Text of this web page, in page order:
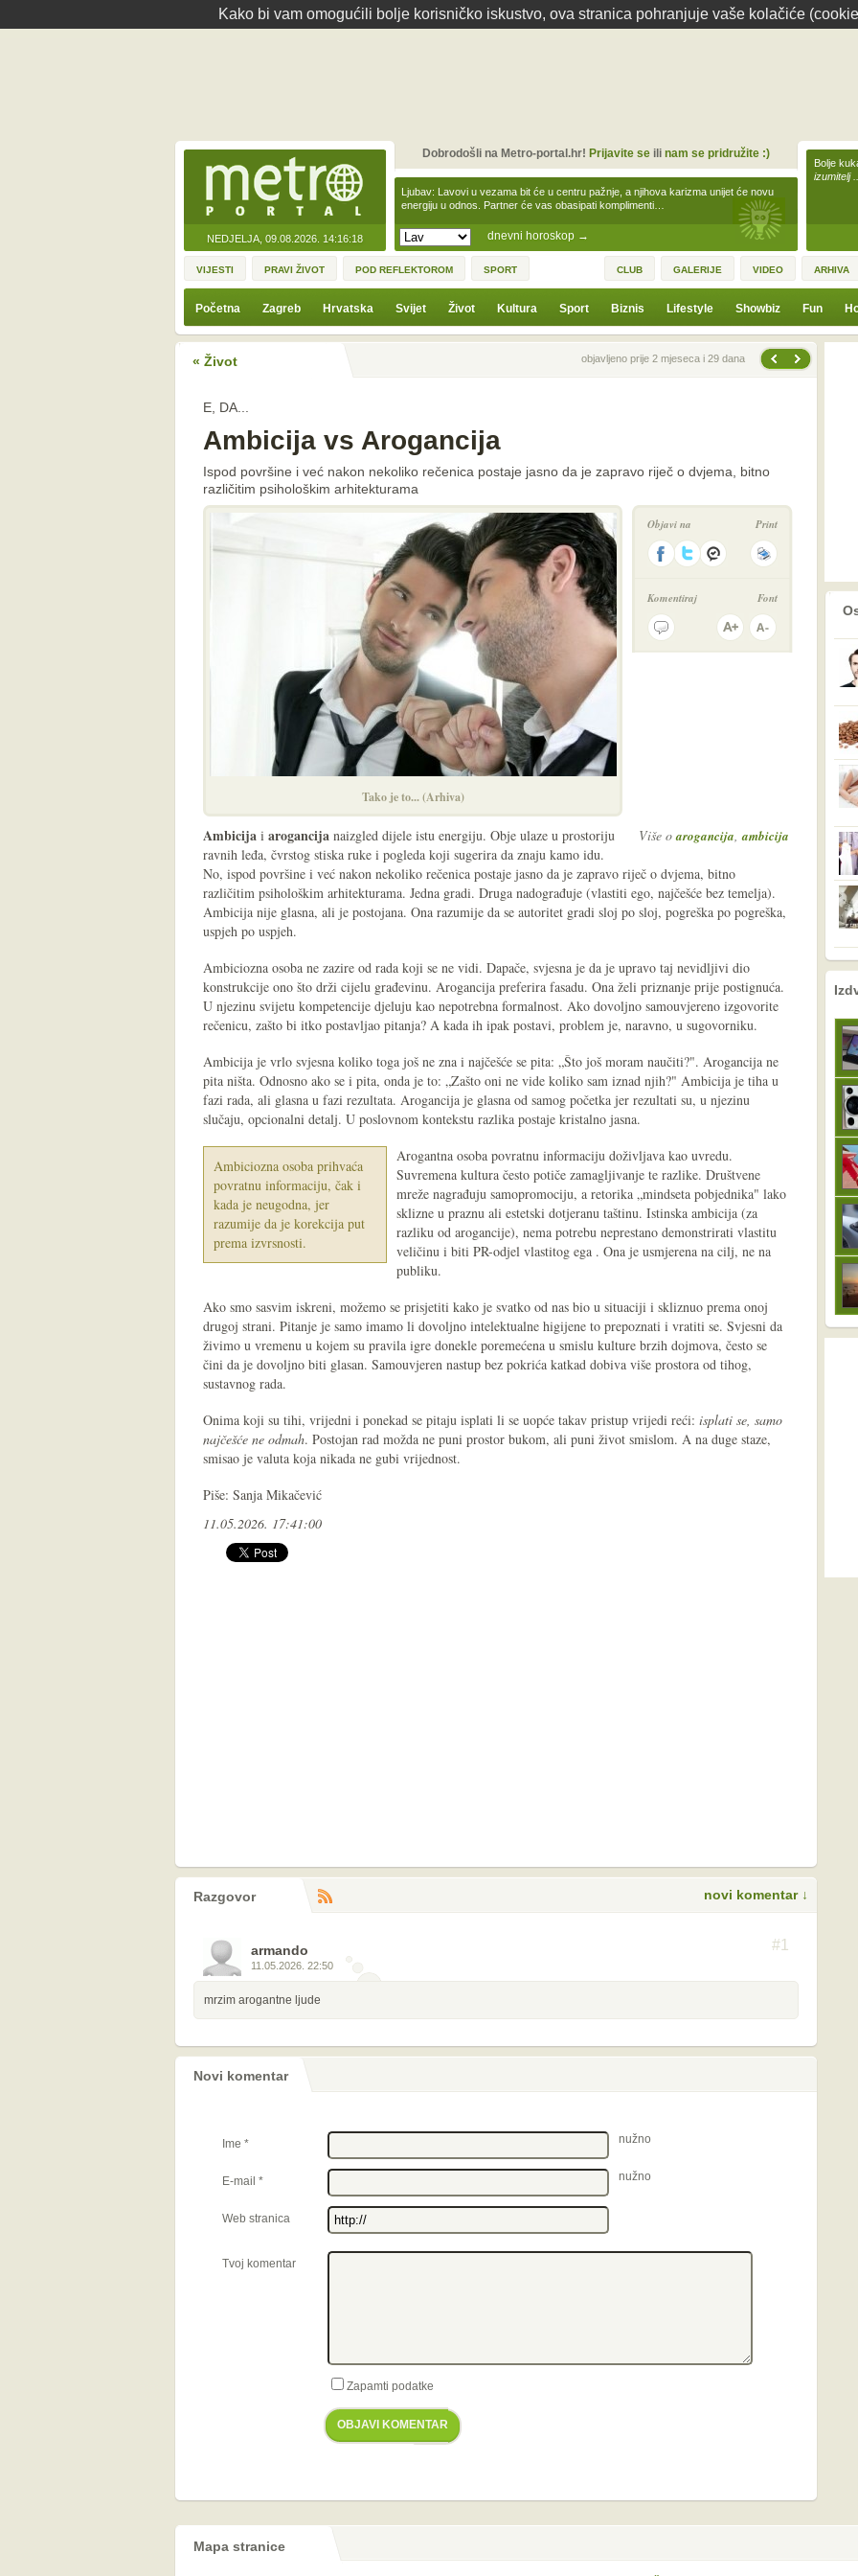
Kako bi vam omogućili bolje korisničko iskustvo, ova stranica pohranjuje vaše kolačiće
NEDJELJA, 09.08.2026. 14:16:18 dnevni horoskop →
Ljubav: Lavovi u vezama bit će u centru pažnje, a njihova karizma unijet će novu
energiju u odnos. Partner će vas obasipati komplimenti…
Dobrodošli na Metro-portal.hr! Prijavite seili nam se pridružite :)
Bolje
izumitelj
VIJESTI PRAVI ŽIVOT POD REFLEKTOROM SPORT CLUB GALERIJE VIDEO ARHIVA
Početna Zagreb Hrvatska Svijet Život Kultura Sport Biznis Lifestyle Showbiz Fun
« Život Prethodna vijestobjavljeno prije 2 mjeseca i 29 dana
E, DA...
Ambicija vs Arogancija
Ispod površine i već nakon nekoliko rečenica postaje jasno da je zapravo riječ o dvjema, bitno
različitim psihološkim arhitekturama
Tako je to... (Arhiva)
Objavi na Print
Komentiraj Font
Više oarogancija,ambicija
Ambicija i arogancija naizgled dijele istu energiju. Obje ulaze u prostoriju
ravnih leđa, čvrstog stiska ruke i pogleda koji sugerira da znaju kamo idu.
No, ispod površine i već nakon nekoliko rečenica postaje jasno da je zapravo riječ o dvjema, bitno
različitim psihološkim arhitekturama. Jedna gradi. Druga nadograđuje (vlastiti ego, najčešće bez temelja).
Ambicija nije glasna, ali je postojana. Ona razumije da se autoritet gradi sloj po sloj, pogreška po pogreška,
uspjeh po uspjeh.
Ambiciozna osoba ne zazire od rada koji se ne vidi. Dapače, svjesna je da je upravo taj nevidljivi dio
konstrukcije ono što drži cijelu građevinu. Arogancija preferira fasadu. Ona želi priznanje prije postignuća.
U njezinu svijetu kompetencije djeluju kao nepotrebna formalnost. Ako dovoljno samouvjereno izgovorite
rečenicu, zašto bi itko postavljao pitanja? A kada ih ipak postavi, problem je, naravno, u sugovorniku.
Ambicija je vrlo svjesna koliko toga još ne zna i najčešće se pita: „Što još moram naučiti?". Arogancija ne
pita ništa. Odnosno ako se i pita, onda je to: „Zašto oni ne vide koliko sam iznad njih?" Ambicija je tiha u
fazi rada, ali glasna u fazi rezultata. Arogancija je glasna od samog početka jer rezultati su, u njezinu
slučaju, opcionalni detalj. U poslovnom kontekstu razlika postaje kristalno jasna.
Ambiciozna osoba prihvaća
povratnu informaciju, čak i
kada je neugodna, jer
razumije da je korekcija put
prema izvrsnosti.
Arogantna osoba povratnu informaciju doživljava kao uvredu.
Suvremena kultura često potiče zamagljivanje te razlike. Društvene
mreže nagrađuju samopromociju, a retorika „mindseta pobjednika" lako
sklizne u praznu ali estetski dotjeranu taštinu. Istinska ambicija (za
razliku od arogancije), nema potrebu neprestano demonstrirati vlastitu
veličinu i biti PR-odjel vlastitog ega . Ona je usmjerena na cilj, ne na
publiku.
Ako smo sasvim iskreni, možemo se prisjetiti kako je svatko od nas bio u situaciji i skliznuo prema onoj
drugoj strani. Pitanje je samo imamo li dovoljno intelektualne higijene to prepoznati i vratiti se. Svjesni da
živimo u vremenu u kojem su pravila igre donekle poremećena u smislu kulture brzih dojmova, često se
čini da je dovoljno biti glasan. Samouvjeren nastup bez pokrića katkad dobiva više prostora od tihog,
sustavnog rada.
Onima koji su tihi, vrijedni i ponekad se pitaju isplati li se uopće takav pristup vrijedi reći: isplati se, samo
najčešće ne odmah. Postojan rad možda ne puni prostor bukom, ali puni život smislom. A na duge staze,
smisao je valuta koja nikada ne gubi vrijednost.
Piše: Sanja Mikačević
11.05.2026. 17:41:00
Razgovor
komentara
novi komentar ↓
armando
11.05.2026. 22:50
#1
mrzim arogantne ljude
Novi komentar
Ime * nužno
E-mail * nužno
Web stranica
Tvoj komentar
Zapamti podatke
OBJAVI KOMENTAR
prethodno
nema prethodne
sljedeće
Mapa stranice